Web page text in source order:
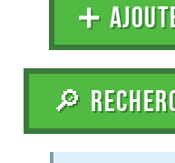
➕
🔎